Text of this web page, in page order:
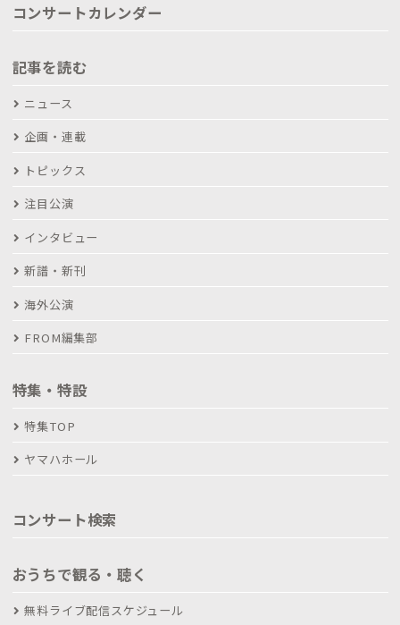
コンサートカレンダー
記事を読む
ニュース
企画・連載
トピックス
注目公演
インタビュー
新譜・新刊
海外公演
FROM編集部
特集・特設
特集TOP
ヤマハホール
コンサート検索
おうちで観る・聴く
無料ライブ配信スケジュール